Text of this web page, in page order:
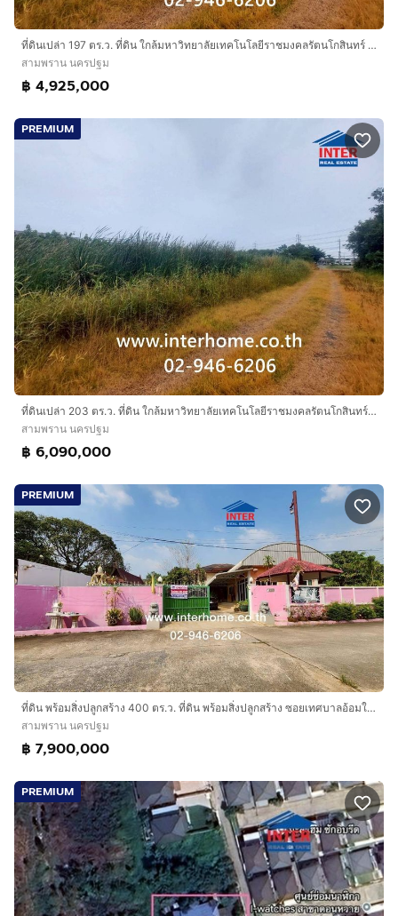
ที่ดินเปล่า 197 ตร.ว. ที่ดิน ใกล้มหาวิทยาลัยเทคโนโลยีราชมงคลรัตนโกสินทร์ ถนนพุทธมณฑลสาย5 ถนนบรมราชชนนี สามพราน นครปฐม
สามพราน นครปฐม
฿ 4,925,000
PREMIUM
ที่ดินเปล่า 203 ตร.ว. ที่ดิน ใกล้มหาวิทยาลัยเทคโนโลยีราชมงคลรัตนโกสินทร์ ถนนพุทธมณฑลสาย5 ถนนบรมราชชนนี สามพราน นครปฐม
สามพราน นครปฐม
฿ 6,090,000
PREMIUM
ที่ดิน พร้อมสิ่งปลูกสร้าง 400 ตร.ว. ที่ดิน พร้อมสิ่งปลูกสร้าง ซอยเทศบาลอ้อมใหญ่13 ใกล้บิ๊กซี อ้อมใหญ่ ถนนเพชรเกษม สามพราน นครปฐม
สามพราน นครปฐม
฿ 7,900,000
PREMIUM